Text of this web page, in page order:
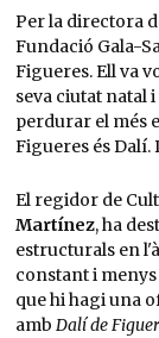
Per la directora
Fundació Gala-
Figueres. Ell va
seva ciutat natal
perdurar el més
Figueres és Dalí.
El regidor de
Martínez, ha
estructurals en
constant i
que hi hagi una
amb Dalí de